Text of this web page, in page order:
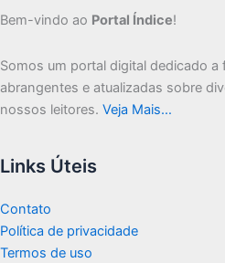
Bem-vindo ao Portal Índice!
Somos um portal digital dedicado
abrangentes e atualizadas sobre
nossos leitores. Veja Mais…
Links Úteis
Contato
Política de privacidade
Termos de uso